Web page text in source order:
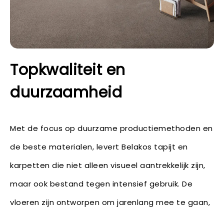
Topkwaliteit en
duurzaamheid
Met de focus op duurzame productiemethoden en
de beste materialen, levert Belakos tapijt en
karpetten die niet alleen visueel aantrekkelijk zijn,
maar ook bestand tegen intensief gebruik. De
vloeren zijn ontworpen om jarenlang mee te gaan,